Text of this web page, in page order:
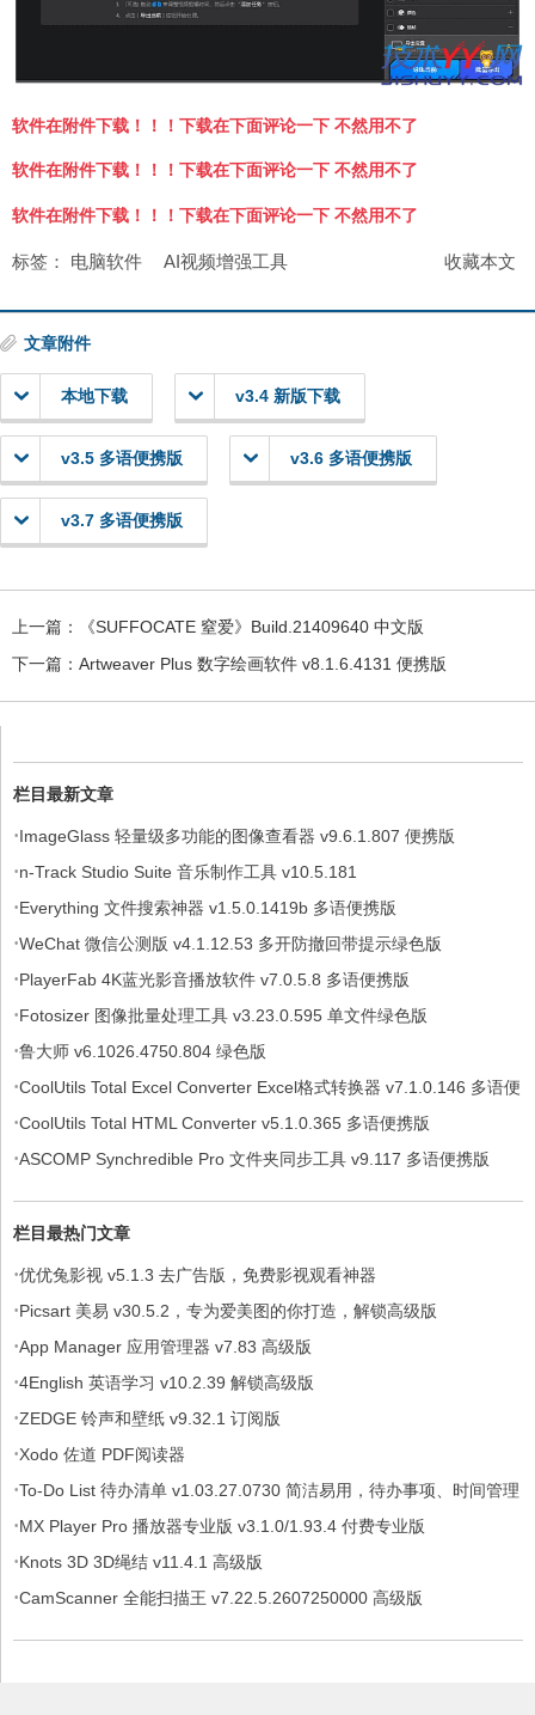
软件在附件下载！！！下载在下面评论一下 不然用不了
软件在附件下载！！！下载在下面评论一下 不然用不了
软件在附件下载！！！下载在下面评论一下 不然用不了
收藏本文
标签： 电脑软件 AI视频增强工具
文章附件
本地下载 v3.4 新版下载
v3.5 多语便携版 v3.6 多语便携版
v3.7 多语便携版
上一篇：
《SUFFOCATE 窒爱》Build.21409640 中文版
下一篇： Artweaver Plus 数字绘画软件 v8.1.6.4131 便携版
栏目最新文章
·ImageGlass 轻量级多功能的图像查看器 v9.6.1.807 便携版
·n-Track Studio Suite 音乐制作工具 v10.5.181
·Everything 文件搜索神器 v1.5.0.1419b 多语便携版
·WeChat 微信公测版 v4.1.12.53 多开防撤回带提示绿色版
·PlayerFab 4K蓝光影音播放软件 v7.0.5.8 多语便携版
·Fotosizer 图像批量处理工具 v3.23.0.595 单文件绿色版
·鲁大师 v6.1026.4750.804 绿色版
·CoolUtils Total Excel Converter Excel格式转换器 v7.1.0.146 多语便
携版
·CoolUtils Total HTML Converter v5.1.0.365 多语便携版
·ASCOMP Synchredible Pro 文件夹同步工具 v9.117 多语便携版
栏目最热门文章
·优优兔影视 v5.1.3 去广告版，免费影视观看神器
·Picsart 美易 v30.5.2，专为爱美图的你打造，解锁高级版
·App Manager 应用管理器 v7.83 高级版
·4English 英语学习 v10.2.39 解锁高级版
·ZEDGE 铃声和壁纸 v9.32.1 订阅版
·Xodo 佐道 PDF阅读器
·To-Do List 待办清单 v1.03.27.0730 简洁易用，待办事项、时间管理
软件，解锁专业版
·MX Player Pro 播放器专业版 v3.1.0/1.93.4 付费专业版
·Knots 3D 3D绳结 v11.4.1 高级版
·CamScanner 全能扫描王 v7.22.5.2607250000 高级版